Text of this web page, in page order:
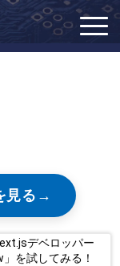
見る
デベロッパー
を試してみる！